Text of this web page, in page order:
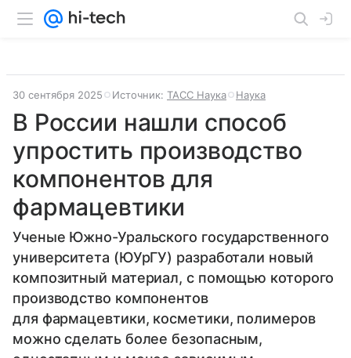
30 сентября 2025 Источник: ТАСС Наука Наука
В России нашли способ
упростить производство
компонентов для
фармацевтики
Ученые Южно-Уральского государственного
университета (ЮУрГУ) разработали новый
композитный материал, с помощью которого
производство компонентов
для фармацевтики, косметики, полимеров
можно сделать более безопасным,